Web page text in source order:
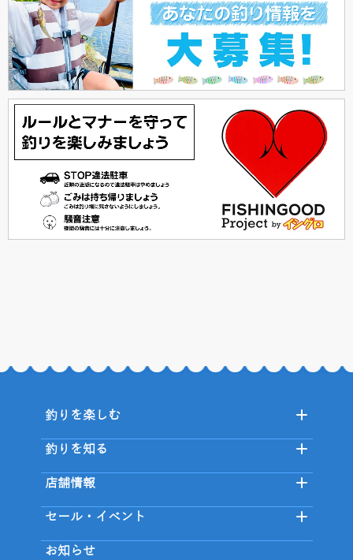
釣りを楽しむ
釣りを知る
店舗情報
セール・イベント
お知らせ